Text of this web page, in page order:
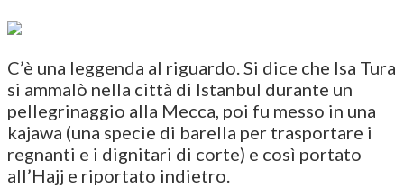
C’è una leggenda al riguardo. Si dice che Isa Tura
si ammalò nella città di Istanbul durante un
pellegrinaggio alla Mecca, poi fu messo in una
kajawa (una specie di barella per trasportare i
regnanti e i dignitari di corte) e così portato
all’Hajj e riportato indietro.